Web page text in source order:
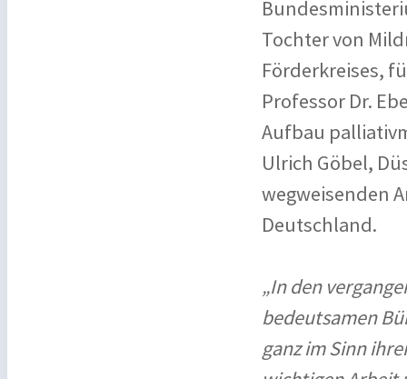
Tochter von
Förderkreises,
Professor Dr.
Aufbau
Ulrich Göbel,
wegweisenden
Deutschland.
„In den
bedeutsamen
ganz im Sinn